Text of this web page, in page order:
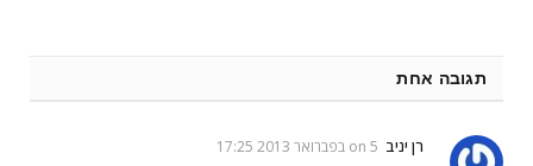
תגובה אחת
רן יניב 5 בפברואר 2013 17:25